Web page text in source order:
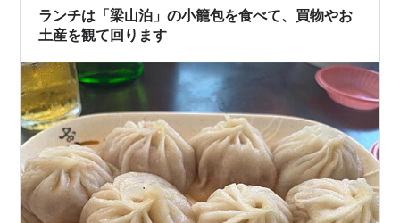
ランチは「梁山泊」の小籠包を食べて、買物やお
土産を観て回ります